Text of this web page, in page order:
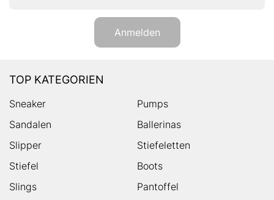
Anmelden
TOP KATEGORIEN
Sneaker
Pumps
Sandalen
Ballerinas
Slipper
Stiefeletten
Stiefel
Boots
Slings
Pantoffel